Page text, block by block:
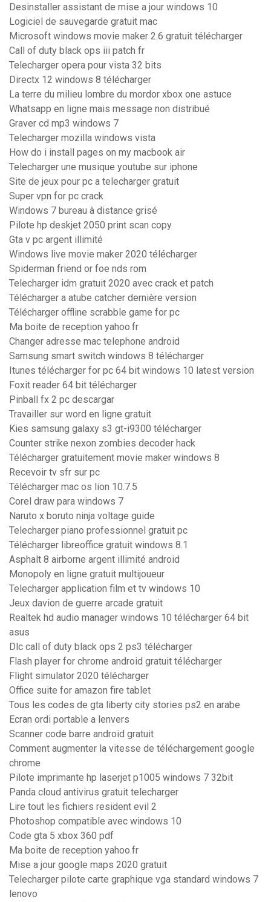
Desinstaller assistant de mise a jour windows 10
Logiciel de sauvegarde gratuit mac
Microsoft windows movie maker 2.6 gratuit télécharger
Call of duty black ops iii patch fr
Telecharger opera pour vista 32 bits
Directx 12 windows 8 télécharger
La terre du milieu lombre du mordor xbox one astuce
Whatsapp en ligne mais message non distribué
Graver cd mp3 windows 7
Telecharger mozilla windows vista
How do i install pages on my macbook air
Telecharger une musique youtube sur iphone
Site de jeux pour pc a telecharger gratuit
Super vpn for pc crack
Windows 7 bureau à distance grisé
Pilote hp deskjet 2050 print scan copy
Gta v pc argent illimité
Windows live movie maker 2020 télécharger
Spiderman friend or foe nds rom
Telecharger idm gratuit 2020 avec crack et patch
Télécharger a atube catcher dernière version
Télécharger offline scrabble game for pc
Ma boite de reception yahoo.fr
Changer adresse mac telephone android
Samsung smart switch windows 8 télécharger
Itunes télécharger for pc 64 bit windows 10 latest version
Foxit reader 64 bit télécharger
Pinball fx 2 pc descargar
Travailler sur word en ligne gratuit
Kies samsung galaxy s3 gt-i9300 télécharger
Counter strike nexon zombies decoder hack
Télécharger gratuitement movie maker windows 8
Recevoir tv sfr sur pc
Télécharger mac os lion 10.7.5
Corel draw para windows 7
Naruto x boruto ninja voltage guide
Telecharger piano professionnel gratuit pc
Télécharger libreoffice gratuit windows 8.1
Asphalt 8 airborne argent illimité android
Monopoly en ligne gratuit multijoueur
Telecharger application film et tv windows 10
Jeux davion de guerre arcade gratuit
Realtek hd audio manager windows 10 télécharger 64 bit
asus
Dlc call of duty black ops 2 ps3 télécharger
Flash player for chrome android gratuit télécharger
Flight simulator 2020 télécharger
Office suite for amazon fire tablet
Tous les codes de gta liberty city stories ps2 en arabe
Ecran ordi portable a lenvers
Scanner code barre android gratuit
Comment augmenter la vitesse de téléchargement google
chrome
Pilote imprimante hp laserjet p1005 windows 7 32bit
Panda cloud antivirus gratuit telecharger
Lire tout les fichiers resident evil 2
Photoshop compatible avec windows 10
Code gta 5 xbox 360 pdf
Ma boite de reception yahoo.fr
Mise a jour google maps 2020 gratuit
Telecharger pilote carte graphique vga standard windows 7
lenovo